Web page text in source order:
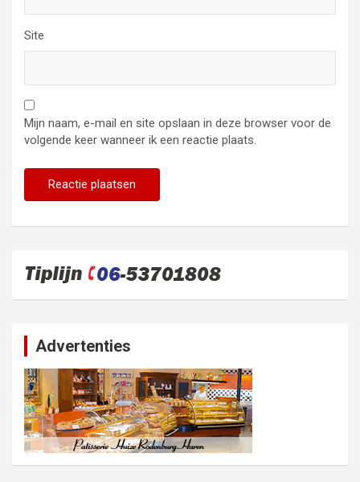
Site
Mijn naam, e-mail en site opslaan in deze browser voor de
volgende keer wanneer ik een reactie plaats.
Advertenties